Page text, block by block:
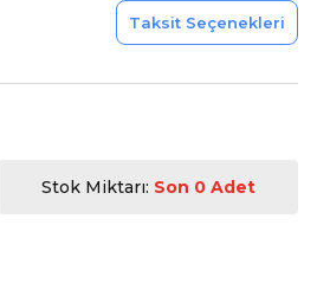
Taksit Seçenekleri
Stok Miktarı: Son 0 Adet